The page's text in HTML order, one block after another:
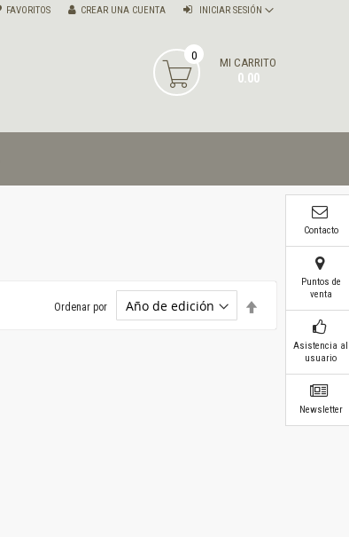
FAVORITOS INICIAR SESIÓN
CREAR UNA CUENTA
MI CARRITO
0.00
0
Ordenar por
descendente
Contacto
Puntos de
venta
Asistencia al
usuario
Newsletter